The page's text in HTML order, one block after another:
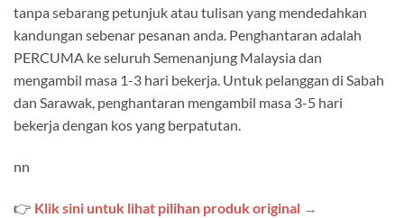
tanpa sebarang petunjuk atau tulisan yang mendedahkan
kandungan sebenar pesanan anda. Penghantaran adalah
PERCUMA ke seluruh Semenanjung Malaysia dan
mengambil masa 1-3 hari bekerja. Untuk pelanggan di Sabah
dan Sarawak, penghantaran mengambil masa 3-5 hari
bekerja dengan kos yang berpatutan.
nn
👉 Klik sini untuk lihat pilihan produk original →